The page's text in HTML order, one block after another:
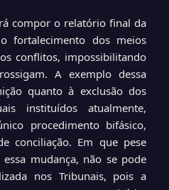
compor o relatório final da
fortalecimento dos meios
conflitos, impossibilitando
A exemplo dessa
quanto à exclusão dos
instituídos atualmente,
procedimento bifásico,
conciliação. Em que pese
mudança, não se pode
nos Tribunais, pois a